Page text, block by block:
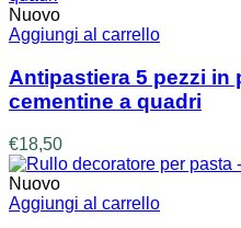
essere
scelte
nella
del
prodotto
€570,00
€770,00
Nuovo
Aggiungi al carrello
Antipastiera 5 pezzi in
cementine a quadri
€18,50
Nuovo
Aggiungi al carrello